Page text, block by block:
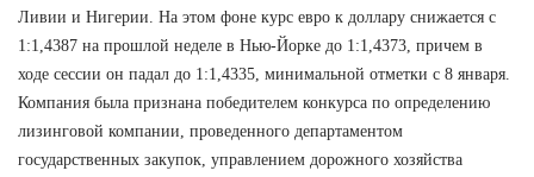
Ливии и Нигерии. На этом фоне курс евро к доллару снижается с
1:1,4387 на прошлой неделе в Нью-Йорке до 1:1,4373, причем в
ходе сессии он падал до 1:1,4335, минимальной отметки с 8 января.
Компания была признана победителем конкурса по определению
лизинговой компании, проведенного департаментом
государственных закупок, управлением дорожного хозяйства